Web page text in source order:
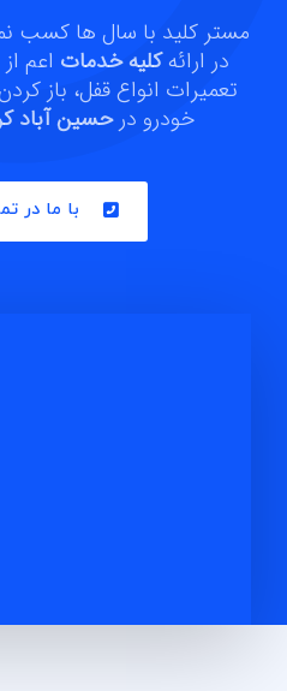
مستر کلید با سال ها کسب
در ارائهکلیه خدمات اعم
تعمیرات انواع قفل، باز
خودرو درحسین آباد
با ما در